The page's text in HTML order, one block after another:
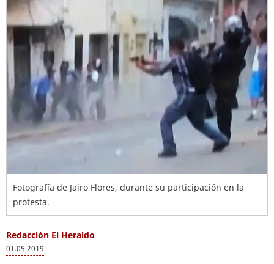
Fotografía de Jairo Flores, durante su participación en la
protesta.
Redacción El Heraldo
01.05.2019